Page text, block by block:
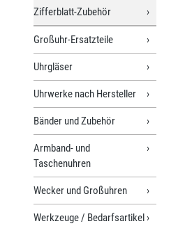
Zifferblatt-Zubehör
Großuhr-Ersatzteile
Uhrgläser
Uhrwerke nach Hersteller
Bänder und Zubehör
Armband- und
Taschenuhren
Wecker und Großuhren
Werkzeuge / Bedarfsartikel